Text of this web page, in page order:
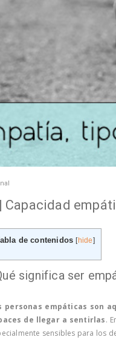
de contenidos [hide]
significa ser
personas empáticas son
de llegar a sentirlas.
sensibles para los